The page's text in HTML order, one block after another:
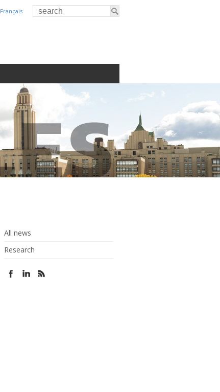
Français
All news
Research